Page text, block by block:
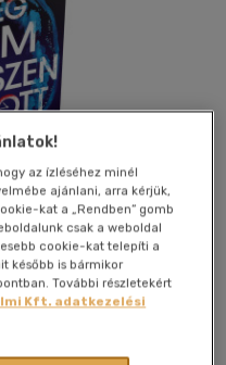
Megosztom
az ízléséhez minél
ajánlani, arra kérjük,
kat a „Rendben” gomb
csak a weboldal
cookie-kat telepíti a
később is bármikor
További részletekért
Kft. adatkezelési